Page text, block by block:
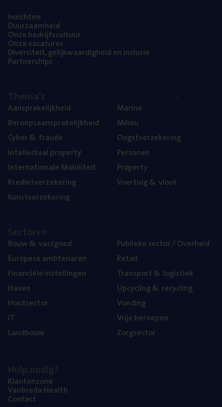
Inzich­ten
Duur­zaam­heid
Onze bedrijfs­cul­tuur
Onze vaca­tu­res
Diver­si­teit, gelijk­waar­dig­heid en inclusie
Part­ner­ships
Aan­spra­ke­lijk­heid
Beroeps­aan­spra­ke­lijk­heid
Cyber& fraude
Intel­lec­tu­al property
Inter­na­ti­o­na­le Mobiliteit
Kre­diet­ver­ze­ke­ring
Kunst­ver­ze­ke­ring
Mari­ne
Mili­eu
Oogst­ver­ze­ke­ring
Per­so­nen
Pro­per­ty
Voer­tuig& vloot
Bouw& vastgoed
Euro­pe­se ambtenaren
Finan­ci­ë­le instellingen
Haven
Hout­sec­tor
IT
Land­bouw
Publie­ke sec­tor / Overheid
Retail
Trans­port& logistiek
Upcy­cling& recycling
Voe­ding
Vrije beroe­pen
Zorg­sec­tor
Klan­ten­zo­ne
Van­b­re­da Health
Con­tact